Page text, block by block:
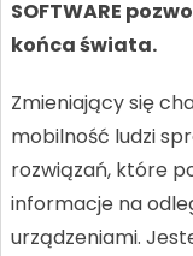
SOFTWARE
końca świata.
Zmieniający się
mobilność ludzi
rozwiązań, które
informacje na
urządzeniami.